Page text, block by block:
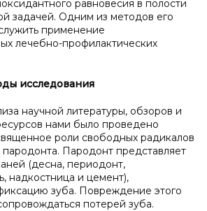
равновесия в полости
задачей. Одним из методов его
применение
лечебно-профилактических
исследования
научной литературы, обзоров и
нами было проведено
роли свободных радикалов
Пародонт представляет
(десна, периодонт,
надкостница и цемент),
зуба. Повреждение этого
потерей зуба.